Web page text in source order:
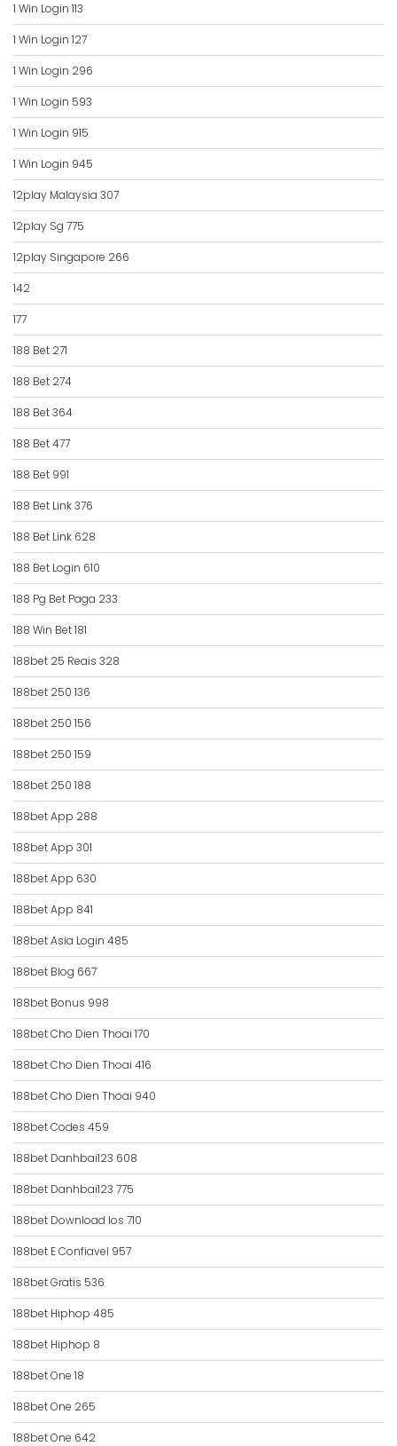
1 Win Login 113
1 Win Login 127
1 Win Login 296
1 Win Login 593
1 Win Login 915
1 Win Login 945
12play Malaysia 307
12play Sg 775
12play Singapore 266
142
177
188 Bet 271
188 Bet 274
188 Bet 364
188 Bet 477
188 Bet 991
188 Bet Link 376
188 Bet Link 628
188 Bet Login 610
188 Pg Bet Paga 233
188 Win Bet 181
188bet 25 Reais 328
188bet 250 136
188bet 250 156
188bet 250 159
188bet 250 188
188bet App 288
188bet App 301
188bet App 630
188bet App 841
188bet Asia Login 485
188bet Blog 667
188bet Bonus 998
188bet Cho Dien Thoai 170
188bet Cho Dien Thoai 416
188bet Cho Dien Thoai 940
188bet Codes 459
188bet Danhbai123 608
188bet Danhbai123 775
188bet Download Ios 710
188bet E Confiavel 957
188bet Gratis 536
188bet Hiphop 485
188bet Hiphop 8
188bet One 18
188bet One 265
188bet One 642